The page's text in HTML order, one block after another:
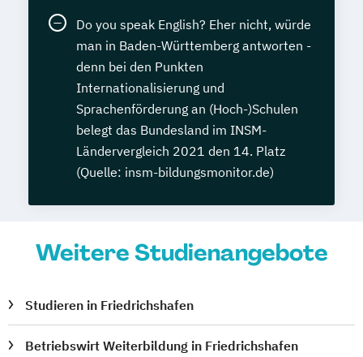
Do you speak English? Eher nicht, würde
man in Baden-Württemberg antworten -
denn bei den Punkten
Internationalisierung und
Sprachenförderung an (Hoch-)Schulen
belegt das Bundesland im INSM-
Ländervergleich 2021 den 14. Platz
(Quelle: insm-bildungsmonitor.de)
Weitere Studienangebote
Studieren in Friedrichshafen
Betriebswirt Weiterbildung in Friedrichshafen